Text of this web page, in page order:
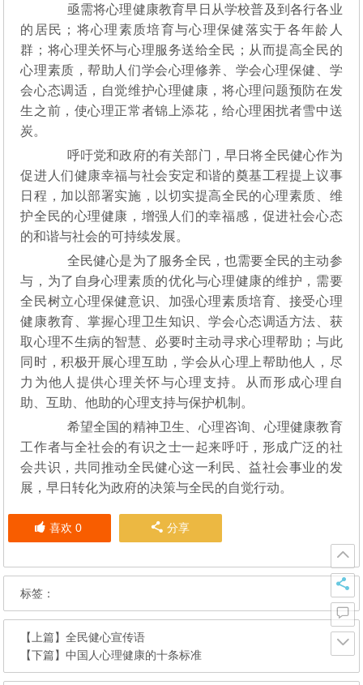
亟需将心理健康教育早日从学校普及到各行各业
的居民；将心理素质培育与心理保健落实于各年龄人
群；将心理关怀与心理服务送给全民；从而提高全民的
心理素质，帮助人们学会心理修养、学会心理保健、学
会心态调适，自觉维护心理健康，将心理问题预防在发
生之前，使心理正常者锦上添花，给心理困扰者雪中送
炭。
呼吁党和政府的有关部门，早日将全民健心作为
促进人们健康幸福与社会安定和谐的奠基工程提上议事
日程，加以部署实施，以切实提高全民的心理素质、维
护全民的心理健康，增强人们的幸福感，促进社会心态
的和谐与社会的可持续发展。
全民健心是为了服务全民，也需要全民的主动参
与，为了自身心理素质的优化与心理健康的维护，需要
全民树立心理保健意识、加强心理素质培育、接受心理
健康教育、掌握心理卫生知识、学会心态调适方法、获
取心理不生病的智慧、必要时主动寻求心理帮助；与此
同时，积极开展心理互助，学会从心理上帮助他人，尽
力为他人提供心理关怀与心理支持。从而形成心理自
助、互助、他助的心理支持与保护机制。
希望全国的精神卫生、心理咨询、心理健康教育
工作者与全社会的有识之士一起来呼吁，形成广泛的社
会共识，共同推动全民健心这一利民、益社会事业的发
展，早日转化为政府的决策与全民的自觉行动。
喜欢 0 分享
标签：
【上篇】全民健心宣传语
【下篇】中国人心理健康的十条标准